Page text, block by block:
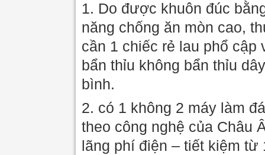
1. Do được khuôn đúc
năng chống ăn mòn cao,
cần 1 chiếc rẻ lau phổ cập
bẩn thỉu không bẩn thỉu
bình.
2. có 1 không 2 máy làm
theo công nghệ của Châu
lãng phí điện – tiết kiệm